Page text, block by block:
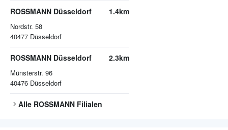
ROSSMANN Düsseldorf
Nordstr. 58
40477 Düsseldorf
1.4km
ROSSMANN Düsseldorf
Münsterstr. 96
40476 Düsseldorf
2.3km
Alle ROSSMANN Filialen